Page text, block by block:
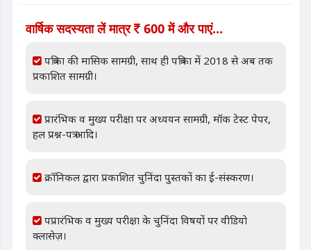
वार्षिक सदस्यता लें मात्र 600 में और पाएं...
पत्रिका की मासिक सामग्री, साथ ही पत्रिका में 2018 से अब तक
प्रकाशित सामग्री।
प्रारंभिक व मुख्य परीक्षा पर अध्ययन सामग्री, मॉक टेस्ट पेपर,
हल प्रश्न-पत्र आदि।
क्रॉनिकल द्वारा प्रकाशित चुनिंदा पुस्तकों का ई-संस्करण।
पप्रारंभिक व मुख्य परीक्षा के चुनिंदा विषयों पर वीडियो
क्लासेज़।